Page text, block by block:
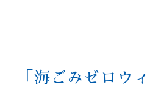
「海ごみゼロウ